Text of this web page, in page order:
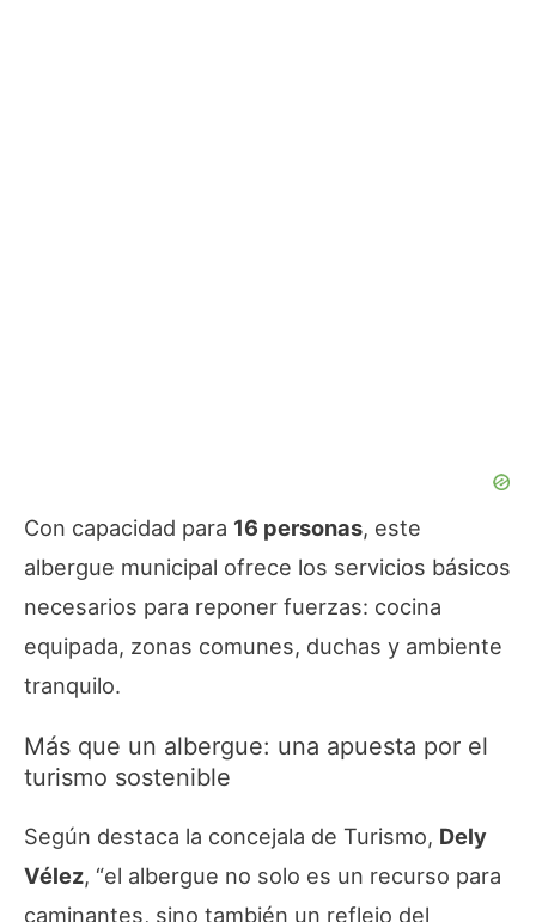
Con capacidad para 16 personas, este
albergue municipal ofrece los servicios básicos
necesarios para reponer fuerzas: cocina
equipada, zonas comunes, duchas y ambiente
tranquilo.
Más que un albergue: una apuesta por el
turismo sostenible
Según destaca la concejala de Turismo, Dely
Vélez, “el albergue no solo es un recurso para
caminantes, sino también un reflejo del